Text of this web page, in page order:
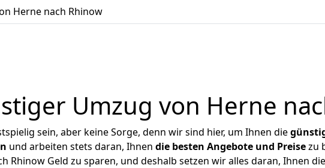
Herne nach Rhinow
Umzug von Herne
sein, aber keine Sorge, denn wir sind hier, um Ihnen die
und arbeiten stets daran, Ihnen die besten Angebote und Preisezu
Rhinow Geld zu sparen, und deshalb setzen wir alles daran, Ihnen